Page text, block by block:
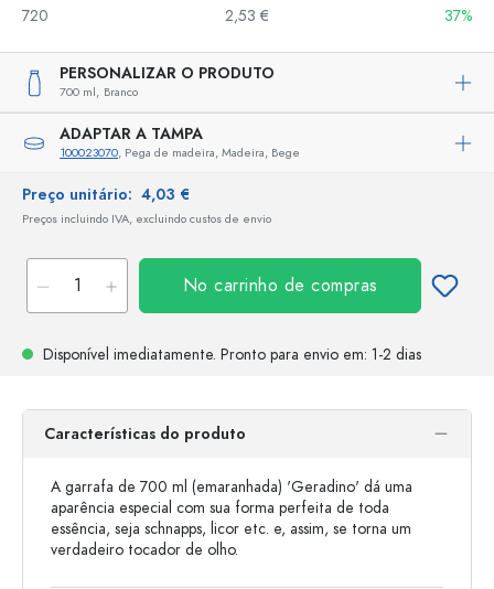
720
2,53 € 37%
PERSONALIZAR O PRODUTO
700 ml, Branco
ADAPTAR A TAMPA
100023070, Pega de madeira, Madeira, Bege
Preço unitário: 4,03 €
Preços incluindo IVA, excluindo custos de envio
No carrinho de compras
Disponível imediatamente. Pronto para envio em: 1-2 dias
Características do produto
A garrafa de 700 ml (emaranhada) 'Geradino' dá uma
aparência especial com sua forma perfeita de toda
essência, seja schnapps, licor etc. e, assim, se torna um
verdadeiro tocador de olho.